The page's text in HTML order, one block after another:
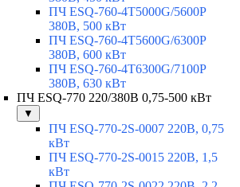
ПЧ ESQ-760-4T5000G/5600P
380В, 500 кВт
ПЧ ESQ-760-4T5600G/6300P
380В, 600 кВт
ПЧ ESQ-760-4T6300G/7100P
380В, 630 кВт
ПЧ ESQ-770 220/380В 0,75-500 кВт
▼
ПЧ ESQ-770-2S-0007 220В, 0,75
кВт
ПЧ ESQ-770-2S-0015 220В, 1,5
кВт